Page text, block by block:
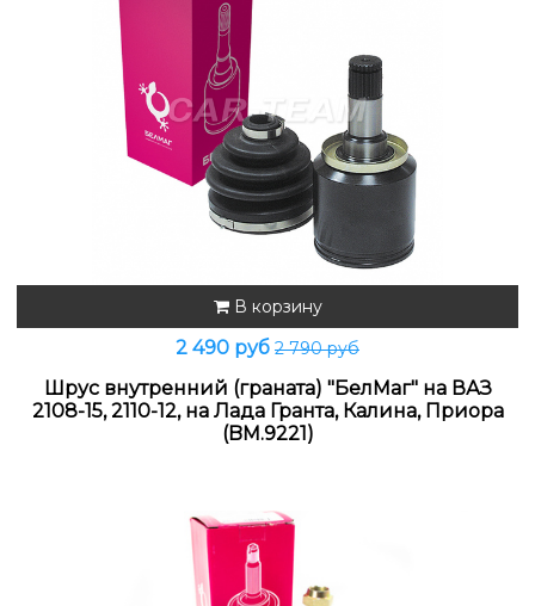
В корзину
2 490 руб 2 790 руб
Шрус внутренний (граната) "БелМаг" на ВАЗ
2108-15, 2110-12, на Лада Гранта, Калина, Приора
(BM.9221)